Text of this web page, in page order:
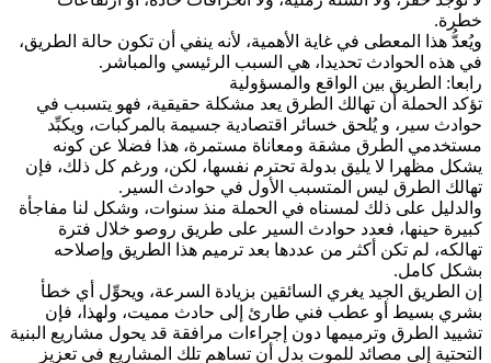
خطرة.
ويُعدُّ هذا المعطى في غاية الأهمية، لأنه ينفي أن تكون حالة الطريق،
في هذه الحوادث تحديدا، هي السبب الرئيسي والمباشر.
رابعا: الطريق بين الواقع والمسؤولية
تؤكد الحملة أن تهالك الطرق يعد مشكلة حقيقية، فهو يتسبب في
حوادث سير، و يُلحق خسائر اقتصادية جسيمة بالمركبات، ويكبِّد
مستخدمي الطرق مشقة ومعاناة مستمرة، هذا فضلا عن كونه
يشكل مظهرا لا يليق بدولة تحترم نفسها، لكن، ورغم كل ذلك، فإن
تهالك الطرق ليس المتسبب الأول في حوادث السير.
والدليل على ذلك لمسناه في الحملة منذ سنوات، وشكل لنا مفاجأة
كبيرة حينها، فعدد حوادث السير على طريق روصو خلال فترة
تهالكه، لم تكن أكثر من عددها بعد ترميم هذا الطريق وإصلاحه
بشكل كامل.
إن الطريق الجيد يغري السائقين بزيادة السرعة، ويحوِّل أي خطأ
بشري بسيط أو عطب فني طارئ إلى حادث مميت، ولهذا، فإن
تشييد الطرق وترميمها دون إجراءات مرافقة قد يحول مشاريع البنية
التحتية إلى مصائد للموت بدل أن تساهم تلك المشاريع في تعزيز